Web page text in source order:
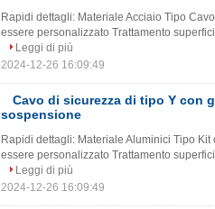
Rapidi dettagli: Materiale Acciaio Tipo
essere personalizzato Trattamento
Leggi di più
2024-12-26 16:09:49
Cavo di sicurezza di tipo Y con
sospensione
Rapidi dettagli: Materiale Aluminici Tipo
essere personalizzato Trattamento
Leggi di più
2024-12-26 16:09:49